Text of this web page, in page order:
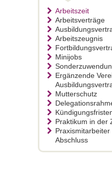
Arbeitszeit
Arbeitsverträge
Arbeitszeugnis
Minijobs
Ergänzende
Mutterschutz
Praktikum in der
Abschluss